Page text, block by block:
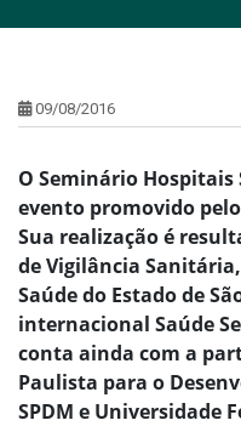
09/08/2016
O Seminário Hospitais
evento promovido
Sua realização é
de Vigilância
Saúde do Estado de
internacional Saúde
conta ainda com a
Paulista para o
SPDM e Universidade